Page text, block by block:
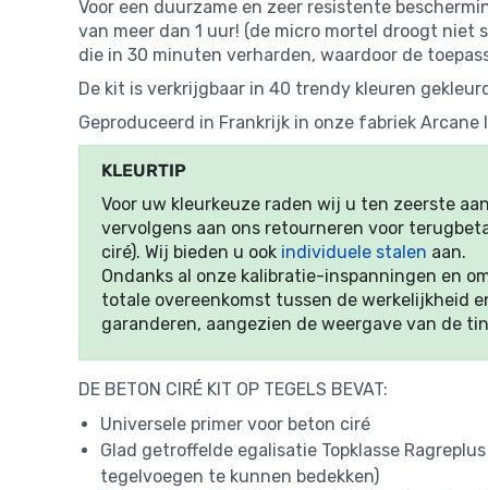
Voor een duurzame en zeer resistente
van meer dan 1 uur! (de micro mortel droogt
die in 30 minuten verharden, waardoor de
De kit is verkrijgbaar in 40 trendy kleuren
Geproduceerd in Frankrijk in onze fabriek Arcane
KLEURTIP
Voor uw kleurkeuze raden wij u ten zeerste
vervolgens aan ons retourneren voor
ciré). Wij bieden u ook individuele stalen aan.
Ondanks al onze kalibratie-inspanningen en
totale overeenkomst tussen de werkelijkheid
garanderen, aangezien de weergave van de
DE BETON CIRÉ KIT OP TEGELS BEVAT:
Universele primer voor beton ciré
Glad getroffelde egalisatie Topklasse
tegelvoegen te kunnen bedekken)